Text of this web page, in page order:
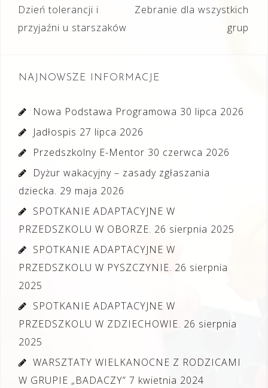
Nawigacja
wpisu
Dzień tolerancji i
przyjaźni u starszaków
Zebranie dla wszystkich
grup
NAJNOWSZE INFORMACJE
Nowa Podstawa Programowa 30 lipca 2026
Jadłospis 27 lipca 2026
Przedszkolny E-Mentor 30 czerwca 2026
Dyżur wakacyjny – zasady zgłaszania
dziecka. 29 maja 2026
SPOTKANIE ADAPTACYJNE W
PRZEDSZKOLU W OBORZE. 26 sierpnia 2025
SPOTKANIE ADAPTACYJNE W
PRZEDSZKOLU W PYSZCZYNIE. 26 sierpnia
2025
SPOTKANIE ADAPTACYJNE W
PRZEDSZKOLU W ZDZIECHOWIE. 26 sierpnia
2025
WARSZTATY WIELKANOCNE Z RODZICAMI
W GRUPIE „BADACZY” 7 kwietnia 2024